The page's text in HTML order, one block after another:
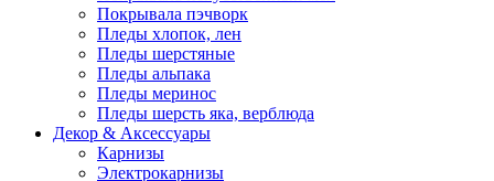
Покрывала пэчворк
Пледы хлопок, лен
Пледы шерстяные
Пледы альпака
Пледы меринос
Пледы шерсть яка, верблюда
Декор & Аксессуары
Карнизы
Электрокарнизы